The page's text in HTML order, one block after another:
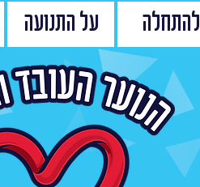
על התנועה להתחלה